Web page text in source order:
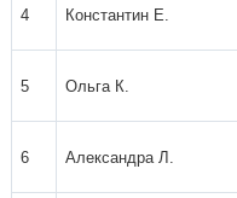
4 Константин Е.
5 Ольга К.
6 Александра Л.